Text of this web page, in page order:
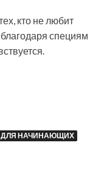
кто не любит
специям
ДЛЯ НАЧИНАЮЩИХ